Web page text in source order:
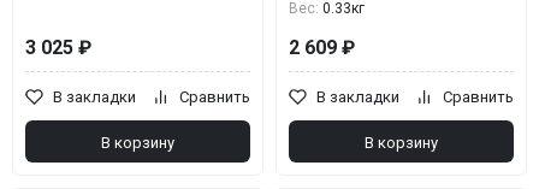
3 025 ₽
В закладки Сравнить
В корзину
Вес: 0.33кг
2 609 ₽
В закладки Сравнить
В корзину